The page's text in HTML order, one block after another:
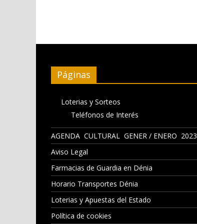
Páginas
Loterias y Sorteos
Teléfonos de Interés
AGENDA CULTURAL GENER / ENERO 2023
Aviso Legal
Farmacias de Guardia en Dénia
Horario Transportes Dénia
Loterias y Apuestas del Estado
Política de cookies